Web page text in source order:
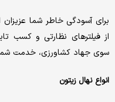
برای آسودگی خاطر شما
از فیلترهای نظارتی و کسب
سوی جهاد کشاورزی، خدمت
انواع نهال زیتون